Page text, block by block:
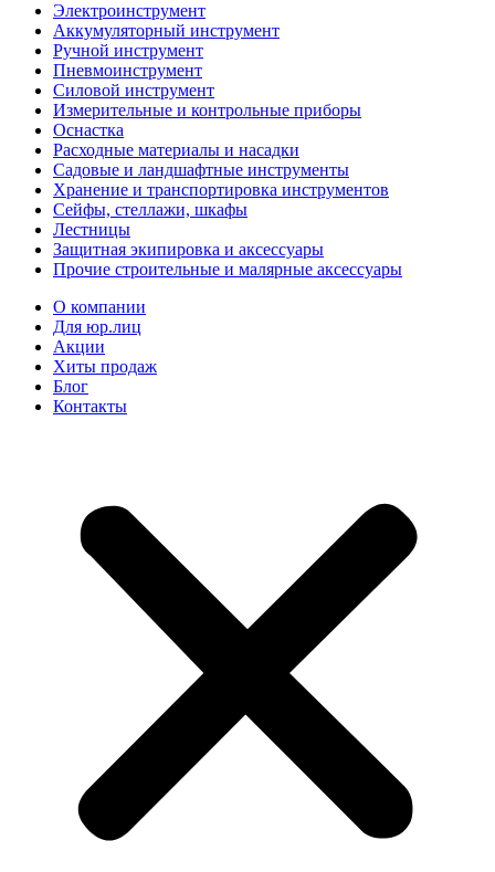
Электроинструмент
Аккумуляторный инструмент
Ручной инструмент
Пневмоинструмент
Силовой инструмент
Измерительные и контрольные приборы
Оснастка
Расходные материалы и насадки
Садовые и ландшафтные инструменты
Хранение и транспортировка инструментов
Сейфы, стеллажи, шкафы
Лестницы
Защитная экипировка и аксессуары
Прочие строительные и малярные аксессуары
О компании
Для юр.лиц
Акции
Хиты продаж
Блог
Контакты